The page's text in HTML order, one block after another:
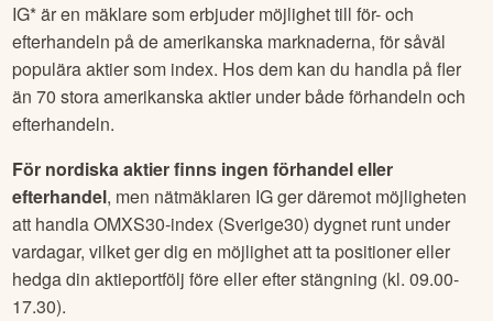
IG* är en mäklare som erbjuder möjlighet till för- och
efterhandeln på de amerikanska marknaderna, för såväl
populära aktier som index. Hos dem kan du handla på fler
än 70 stora amerikanska aktier under både förhandeln och
efterhandeln.
För nordiska aktier finns ingen förhandel eller
efterhandel, men nätmäklaren IG ger däremot möjligheten
att handla OMXS30-index (Sverige30) dygnet runt under
vardagar, vilket ger dig en möjlighet att ta positioner eller
hedga din aktieportfölj före eller efter stängning (kl. 09.00-
17.30).